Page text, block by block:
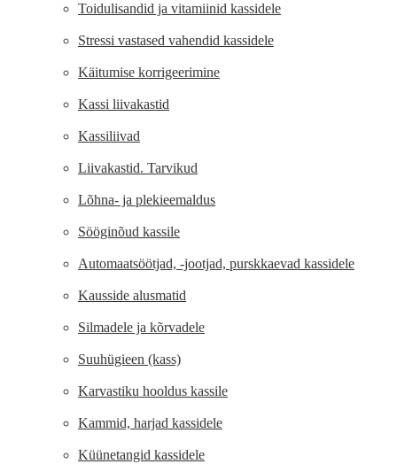
Toidulisandid ja vitamiinid kassidele
Stressi vastased vahendid kassidele
Käitumise korrigeerimine
Kassi liivakastid
Kassiliivad
Liivakastid. Tarvikud
Lõhna- ja plekieemaldus
Sööginõud kassile
Automaatsöötjad, -jootjad, purskkaevad kassidele
Kausside alusmatid
Silmadele ja kõrvadele
Suuhügieen (kass)
Karvastiku hooldus kassile
Kammid, harjad kassidele
Küünetangid kassidele